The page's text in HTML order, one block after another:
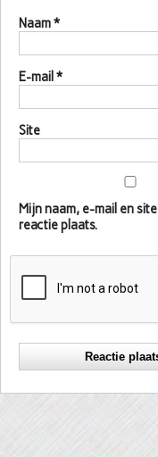
Naam*
E-mail *
Site
Mijn naam, e-mail en
reactie plaats.